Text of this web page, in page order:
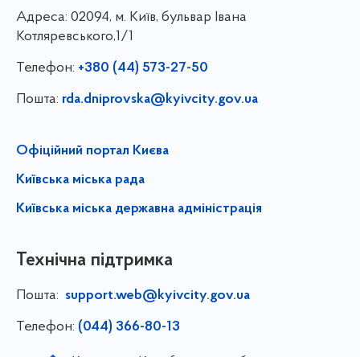
Адреса: 02094, м. Київ, бульвар Івана
Котляревського,1/1
Телефон: +380 (44) 573-27-50
Пошта: rda.dniprovska@kyivcity.gov.ua
Офіційний портал Києва
Київська міська рада
Київська міська державна адміністрація
Технічна підтримка
Пошта: support.web@kyivcity.gov.ua
Телефон: (044) 366-80-13